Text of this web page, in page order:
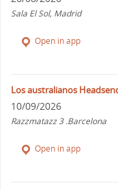
Sala El Sol, Madrid
Open in app
Los australianos
10/09/2026
Razzmatazz 3 .Barcelona
Open in app